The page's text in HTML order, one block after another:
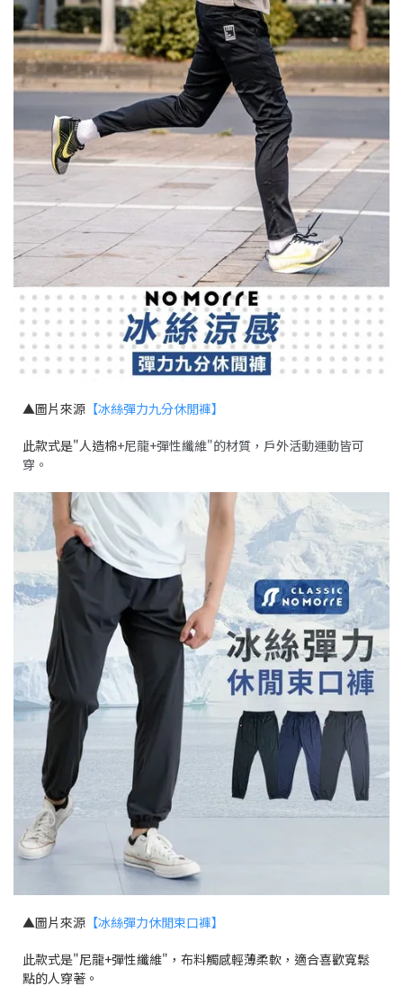
▲圖片來源 【冰絲彈力九分休閒褲】
此款式是"人造棉+尼龍+彈性纖維"的材質，戶外活動運動皆可
穿。
▲圖片來源 【冰絲彈力休閒束口褲】
此款式是"尼龍+彈性纖維"，布料觸感輕薄柔軟，適合喜歡寬鬆
點的人穿著。